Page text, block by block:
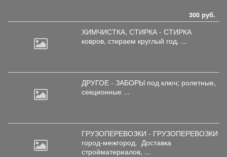
300 руб.
ХИМЧИСТКА, СТИРКА - СТИРКА
ковров, стираем круглый год, ...
ДРУГОЕ - ЗАБОРЫ под ключ; ролетные,
секционные ...
ГРУЗОПЕРЕВОЗКИ - ГРУЗОПЕРЕВОЗКИ
город-межгород. Доставка
стройматериалов, ...